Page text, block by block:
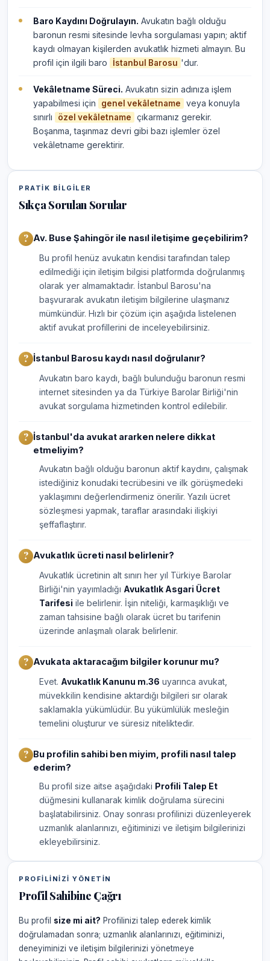
Baro Kaydını Doğrulayın. Avukatın bağlı olduğu
baronun resmi sitesinde levha sorgulaması yapın; aktif
kaydı olmayan kişilerden avukatlık hizmeti almayın. Bu
profil için ilgili baro
İstanbul Barosu 'dur.
Vekâletname Süreci. Avukatın sizin adınıza işlem
yapabilmesi için
genel vekâletname
veya konuyla
sınırlı
özel vekâletname
çıkarmanız gerekir.
Boşanma, taşınmaz devri gibi bazı işlemler özel
vekâletname gerektirir.
PRATIK BILGILER
Sıkça Sorulan Sorular
Av. Buse Şahingör ile nasıl iletişime geçebilirim?
Bu profil henüz avukatın kendisi tarafından talep
edilmediği için iletişim bilgisi platformda doğrulanmış
olarak yer almamaktadır. İstanbul Barosu'na
başvurarak avukatın iletişim bilgilerine ulaşmanız
mümkündür. Hızlı bir çözüm için aşağıda listelenen
aktif avukat profillerini de inceleyebilirsiniz.
İstanbul Barosu kaydı nasıl doğrulanır?
Avukatın baro kaydı, bağlı bulunduğu baronun resmi
internet sitesinden ya da Türkiye Barolar Birliği'nin
avukat sorgulama hizmetinden kontrol edilebilir.
İstanbul'da avukat ararken nelere dikkat
etmeliyim?
Avukatın bağlı olduğu baronun aktif kaydını, çalışmak
istediğiniz konudaki tecrübesini ve ilk görüşmedeki
yaklaşımını değerlendirmeniz önerilir. Yazılı ücret
sözleşmesi yapmak, taraflar arasındaki ilişkiyi
şeffaflaştırır.
Avukatlık ücreti nasıl belirlenir?
Avukatlık ücretinin alt sınırı her yıl Türkiye Barolar
Birliği'nin yayımladığı Avukatlık Asgari Ücret
Tarifesi ile belirlenir. İşin niteliği, karmaşıklığı ve
zaman tahsisine bağlı olarak ücret bu tarifenin
üzerinde anlaşmalı olarak belirlenir.
Avukata aktaracağım bilgiler korunur mu?
Evet. Avukatlık Kanunu m.36 uyarınca avukat,
müvekkilin kendisine aktardığı bilgileri sır olarak
saklamakla yükümlüdür. Bu yükümlülük mesleğin
temelini oluşturur ve süresiz niteliktedir.
Bu profilin sahibi ben miyim, profili nasıl talep
ederim?
Bu profil size aitse aşağıdaki Profili Talep Et
düğmesini kullanarak kimlik doğrulama sürecini
başlatabilirsiniz. Onay sonrası profilinizi düzenleyerek
uzmanlık alanlarınızı, eğitiminizi ve iletişim bilgilerinizi
ekleyebilirsiniz.
PROFILINIZI YÖNETIN
Profil Sahibine Çağrı
Bu profil size mi ait? Profilinizi talep ederek kimlik
doğrulamadan sonra; uzmanlık alanlarınızı, eğitiminizi,
deneyiminizi ve iletişim bilgilerinizi yönetmeye